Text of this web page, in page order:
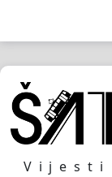
Vijesti